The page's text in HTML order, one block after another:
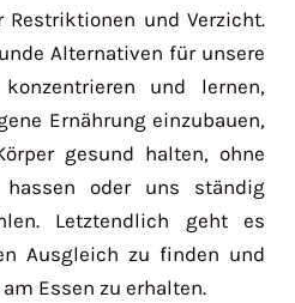
Restriktionen und Verzicht.
Alternativen für unsere
und lernen,
Ernährung einzubauen,
gesund halten, ohne
oder uns ständig
Letztendlich geht es
Ausgleich zu finden und
Essen zu erhalten.